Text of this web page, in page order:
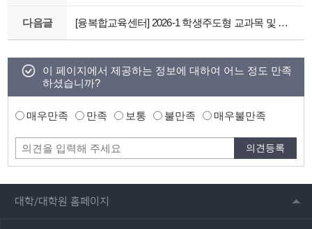
다음글 [융복합교육센터] 2026-1 학생주도형 교과목 및 자유설계형 교과블록 교과목 선정 결과 알림
이 페이지에서 제공하는 정보에 대하여 어느 정도 만족
하셨습니까?
매우만족 만족 보통 불만족 매우불만족
대학/대학원 홈페이지